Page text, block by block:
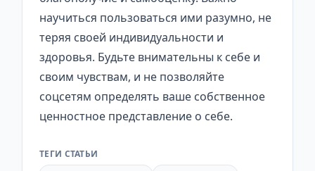
научиться пользоваться ими разумно, не
теряя своей индивидуальности и
здоровья. Будьте внимательны к себе и
своим чувствам, и не позволяйте
соцсетям определять ваше собственное
ценностное представление о себе.
ТЕГИ СТАТЬИ